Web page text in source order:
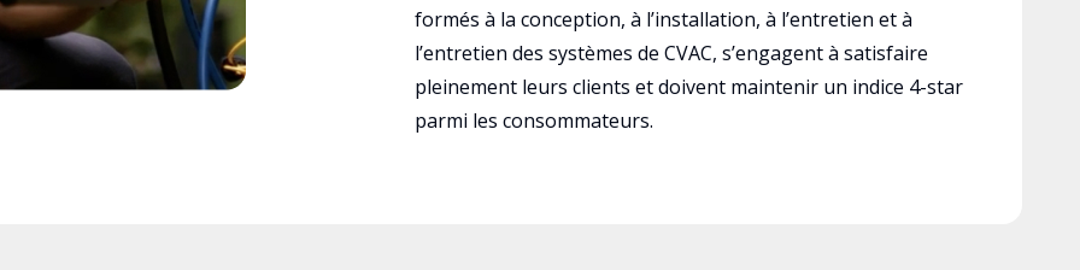
formés à la conception, à l’installation, à l’entretien et à
l’entretien des systèmes de CVAC, s’engagent à satisfaire
pleinement leurs clients et doivent maintenir un indice 4-star
parmi les consommateurs.